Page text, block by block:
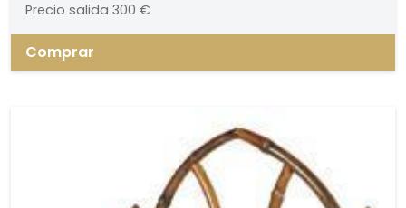
Precio salida 300 €
Comprar